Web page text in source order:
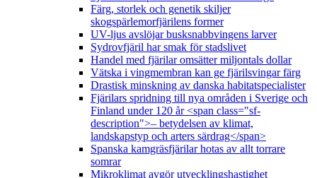
Färg, storlek och genetik skiljer
skogspärlemorfjärilens former
UV-ljus avslöjar busksnabbvingens larver
Sydrovfjäril har smak för stadslivet
Handel med fjärilar omsätter miljontals dollar
Vätska i vingmembran kan ge fjärilsvingar färg
Drastisk minskning av danska habitatspecialister
Fjärilars spridning till nya områden i Sverige och
Finland under 120 år <span class="sf-
description">– betydelsen av klimat,
landskapstyp och arters särdrag</span>
Spanska kamgräsfjärilar hotas av allt torrare
somrar
Mikroklimat avgör utvecklingshastighet